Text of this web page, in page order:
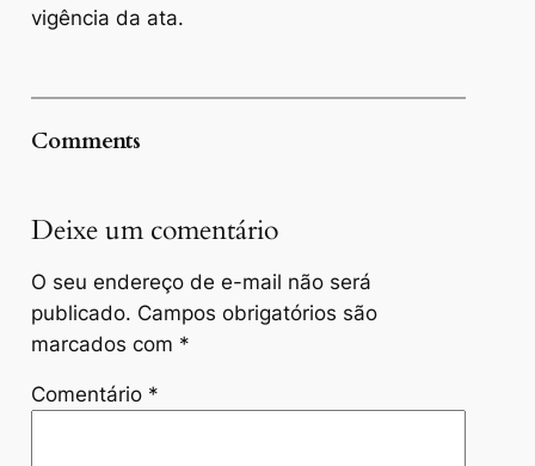
vigência da ata.
Comments
Deixe um comentário
O seu endereço de e-mail não será
publicado. Campos obrigatórios são
marcados com *
Comentário *